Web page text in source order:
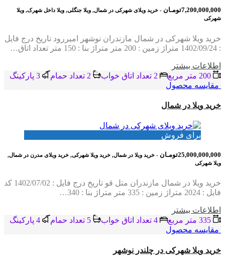
7,200,000,000تومـان
- خرید ویلای شهرکی در شمال, ویلا جنگلی, ویلا داخل شهرک, ویلا
شهرکی
خرید ویلا شهرکی در شمال مازندران نوشهر امیررود تاریخ درج فایل
: 1402/09/24 متراژ زمین : 200 متر متراژ بنا : 150 متر تعداد اتاق…
اطلاعات بيشتر
مقایسه محصول
خرید ویلا در شمال
برای فروش
25,000,000,000تومـان
- خرید ویلا در شمال, خرید ویلا شهرکی, خرید ویلای مدرن در شمال,
ویلا شهرکی
خرید ویلا در شمال مازندران متل قو تاریخ درج فایل : 1402/07/02 کد
فایل : 2024 متراژ زمین : 335 متر متراژ بنا : 340…
اطلاعات بيشتر
مقایسه محصول
خرید ویلا شهرکی در چلندر نوشهر